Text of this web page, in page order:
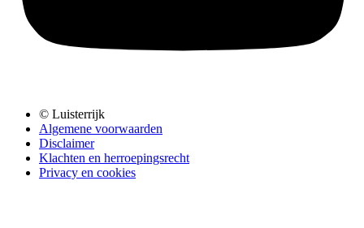
© Luisterrijk
Algemene voorwaarden
Disclaimer
Klachten en herroepingsrecht
Privacy en cookies